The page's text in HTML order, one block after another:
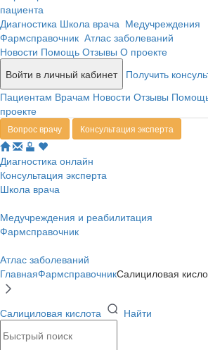
пациента
Диагностика Школа врача Медучреждения
Фармсправочник Атлас заболеваний
Новости Помощь Отзывы О проекте
Войти в личный кабинет
Получить
Пациентам Врачам Новости Отзывы
проекте
Вопрос врачу Консультация эксперта
Диагностика онлайн
Консультация эксперта
Школа врача
Медучреждения и реабилитация
Фармсправочник
Атлас заболеваний
ГлавнаяФармсправочникСалициловая
Салициловая кислота Найти